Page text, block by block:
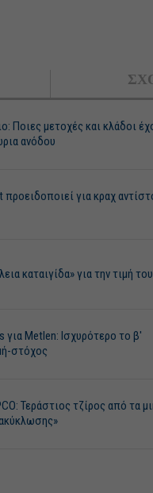
Ποιες μετοχές και κλάδοι
ανόδου
προειδοποιεί για κραχ
καταιγίδα» για την τιμή
για Metlen: Ισχυρότερο το β'
στόχος
Τεράστιος τζίρος από τα